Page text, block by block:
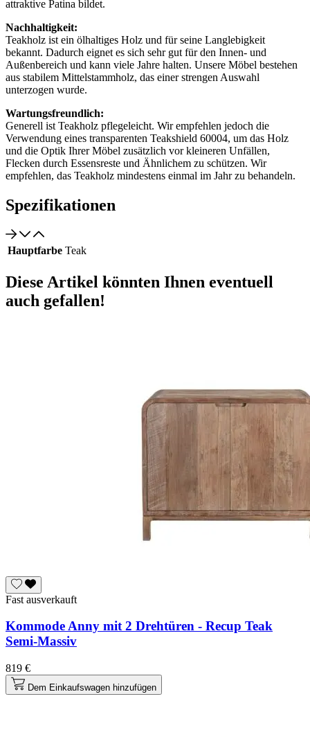
attraktive Patina bildet.
Nachhaltigkeit:
Teakholz ist ein ölhaltiges Holz und für seine Langlebigkeit
bekannt. Dadurch eignet es sich sehr gut für den Innen- und
Außenbereich und kann viele Jahre halten. Unsere Möbel bestehen
aus stabilem Mittelstammholz, das einer strengen Auswahl
unterzogen wurde.
Wartungsfreundlich:
Generell ist Teakholz pflegeleicht. Wir empfehlen jedoch die
Verwendung eines transparenten Teakshield 60004, um das Holz
und die Optik Ihrer Möbel zusätzlich vor kleineren Unfällen,
Flecken durch Essensreste und Ähnlichem zu schützen. Wir
empfehlen, das Teakholz mindestens einmal im Jahr zu behandeln.
Spezifikationen
Hauptfarbe Teak
Diese Artikel könnten Ihnen eventuell
auch gefallen!
Fast ausverkauft
Kommode Anny mit 2 Drehtüren - Recup Teak
Semi-Massiv
819 €
Dem Einkaufswagen hinzufügen